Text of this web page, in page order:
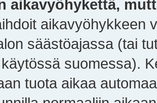
aikavyöhykettä,
aikavyöhykkeen
säästöajassa (tai
suomessa).
tuota aikaa